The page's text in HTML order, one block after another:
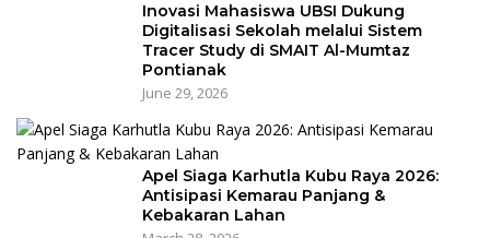
Inovasi Mahasiswa UBSI Dukung
Digitalisasi Sekolah melalui Sistem
Tracer Study di SMAIT Al-Mumtaz
Pontianak
June 29, 2026
Apel Siaga Karhutla Kubu Raya 2026:
Antisipasi Kemarau Panjang &
Kebakaran Lahan